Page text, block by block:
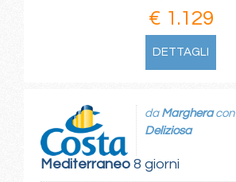
€ 1.129
DETTAGLI
Mediterraneo8 giorni
da Margheracon
Deliziosa